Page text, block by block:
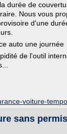
durée de
Nous vous
d'une
auto une journée
de l'outil
voiture-
sans permis